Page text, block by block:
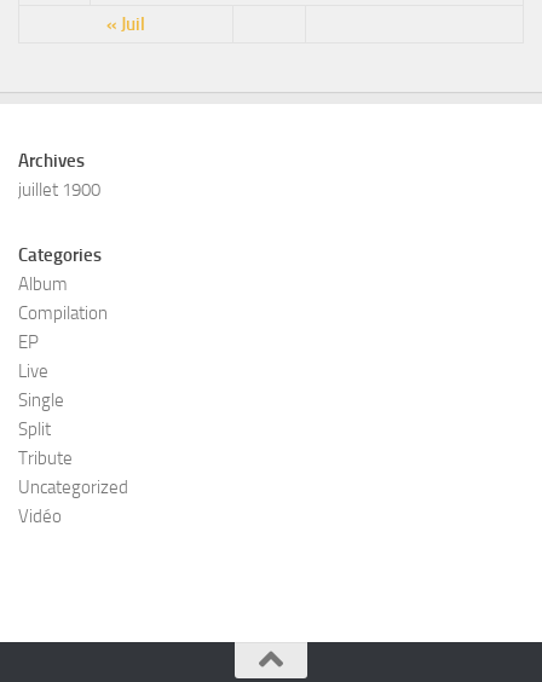
« Juil
Archives
juillet 1900
Categories
Album
Compilation
EP
Live
Single
Split
Tribute
Uncategorized
Vidéo